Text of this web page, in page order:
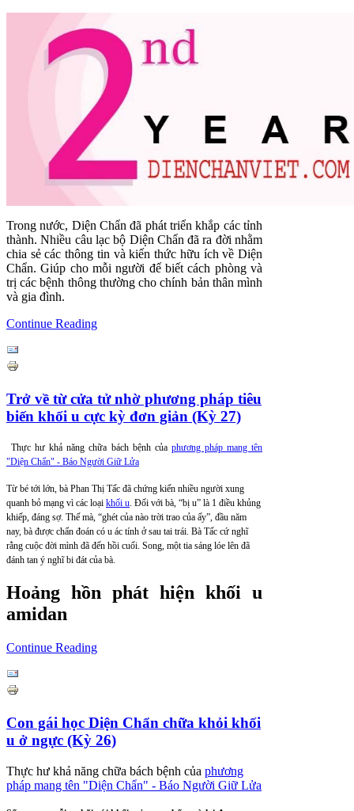
Trong nước, Diện Chẩn đã phát triển khắp các tỉnh
thành. Nhiều câu lạc bộ Diện Chẩn đã ra đời nhằm
chia sẻ các thông tin và kiến thức hữu ích về Diện
Chẩn. Giúp cho mỗi người để biết cách phòng và
trị các bệnh thông thường cho chính bản thân mình
và gia đình.
Continue Reading
Trở về từ cửa tử nhờ phương pháp tiêu
biến khối u cực kỳ đơn giản (Kỳ 27)
Thực hư khả năng chữa bách bệnh của phương pháp mang tên
"Diện Chẩn" - Báo Người Giữ Lửa
Từ bé tới lớn, bà Phan Thị Tấc đã chứng kiến nhiều người xung
quanh bỏ mạng vì các loại khối u. Đối với bà, “bị u” là 1 điều khủng
khiếp, đáng sợ. Thế mà, “ghét của nào trời trao của ấy”, đầu năm
nay, bà được chẩn đoán có u ác tính ở sau tai trái. Bà Tấc cứ nghĩ
rằng cuộc đời mình đã đến hồi cuối. Song, một tia sáng lóe lên đã
đánh tan ý nghĩ bi đát của bà.
Hoảng hồn phát hiện khối u
amidan
Continue Reading
Con gái học Diện Chẩn chữa khỏi khối
u ở ngực (Kỳ 26)
Thực hư khả năng chữa bách bệnh của phương
pháp mang tên "Diện Chẩn" - Báo Người Giữ Lửa